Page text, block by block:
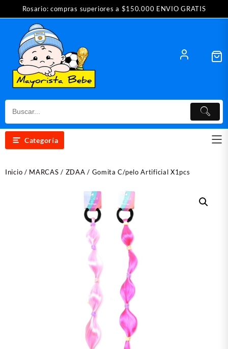
contenido
Rosario: compras superiores a $150.000 ENVIO GRATIS
Categoría
Inicio / MARCAS / ZDAA / Gomita C/pelo Artificial X1pcs